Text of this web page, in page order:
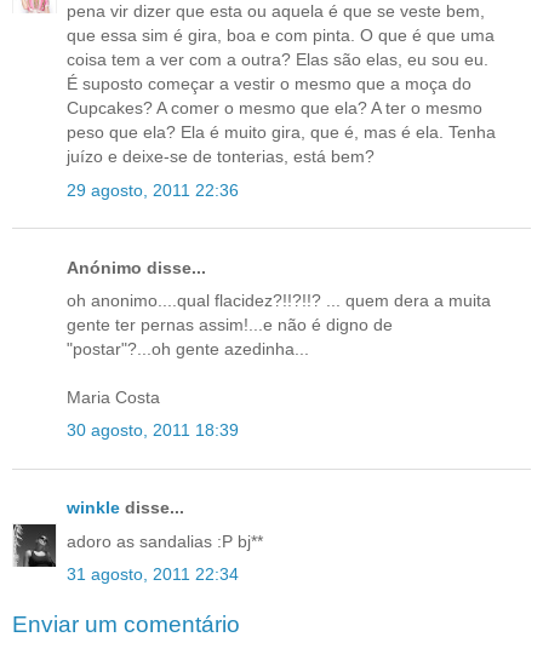
pena vir dizer que esta ou aquela é que se veste bem,
que essa sim é gira, boa e com pinta. O que é que uma
coisa tem a ver com a outra? Elas são elas, eu sou eu.
É suposto começar a vestir o mesmo que a moça do
Cupcakes? A comer o mesmo que ela? A ter o mesmo
peso que ela? Ela é muito gira, que é, mas é ela. Tenha
juízo e deixe-se de tonterias, está bem?
29 agosto, 2011 22:36
Anónimo disse...
oh anonimo....qual flacidez?!!?!!? ... quem dera a muita
gente ter pernas assim!...e não é digno de
"postar"?...oh gente azedinha...
Maria Costa
30 agosto, 2011 18:39
winkle disse...
adoro as sandalias :P bj**
31 agosto, 2011 22:34
Enviar um comentário